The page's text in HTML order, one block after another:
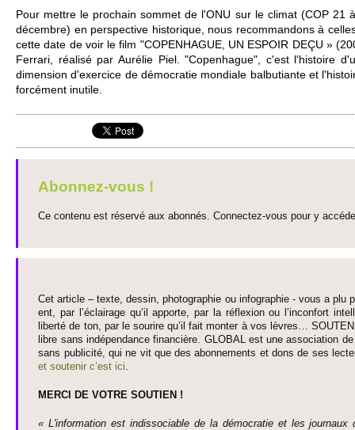
Pour mettre le pro­chain so­mmet de l'ONU sur le climat (COP 21
déce­mbre) en perspe­ctive histo­rique, nous re­co­mmandons à
cette date de voir le film "COPENHAGUE, UN ESPOIR DEÇU »
Ferrari, réalisé par Aurélie Piel. "Copenhague", c'est l'histo­ire
dimension d'exercice de démo­cratie mondiale balbuti­ante et
forcément in­utile.
Abonnez-vous !
Ce contenu est réservé aux abonnés. Connectez-vous pour y
Cet article – texte, dessin, photographie ou infographie - vous a plu
ent, par l’éclairage qu’il appo­rte, par la réflexion ou l’inconfort
liberté de ton, par le so­urire qu’il fait monter à vos lèvres…
libre sans indépendance financière. GLOBAL est une asso­ci­ation
sans publi­cité, qui ne vit que des abonne­ments et dons de ses
et so­utenir c’est ici.
MERCI DE VOTRE SO­UTIEN !
« L'information est indisso­ci­able de la démo­cratie et les journaux